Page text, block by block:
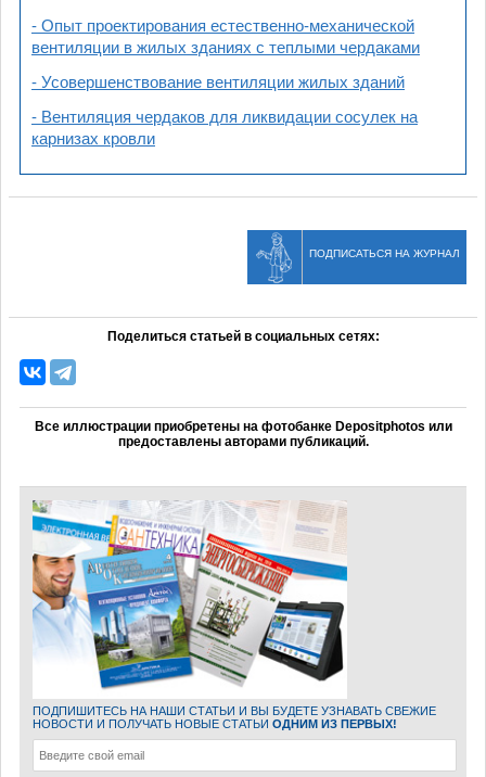
- Опыт проектирования естественно-механической
вентиляции в жилых зданиях с теплыми чердаками
- Усовершенствование вентиляции жилых зданий
- Вентиляция чердаков для ликвидации сосулек на
карнизах кровли
ПОДПИСАТЬСЯ НА ЖУРНАЛ
Поделиться статьей в социальных сетях:
Все иллюстрации приобретены на фотобанке Depositphotos или
предоставлены авторами публикаций.
ПОДПИШИТЕСЬ НА НАШИ СТАТЬИ И ВЫ БУДЕТЕ УЗНАВАТЬ СВЕЖИЕ
НОВОСТИ И ПОЛУЧАТЬ НОВЫЕ СТАТЬИ ОДНИМ ИЗ ПЕРВЫХ!